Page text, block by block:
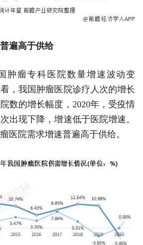
遍高于供给
肿瘤专科医院数量增速波动变
，我国肿瘤医院诊疗人次的增长
数的增长幅度，2020年，受疫情
出现下降，增速低于医院增速。
医院需求增速普遍高于供给。